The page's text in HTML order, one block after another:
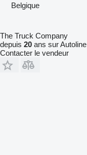
Belgique
The Truck Company
depuis 20 ans sur Autoline
Contacter le vendeur